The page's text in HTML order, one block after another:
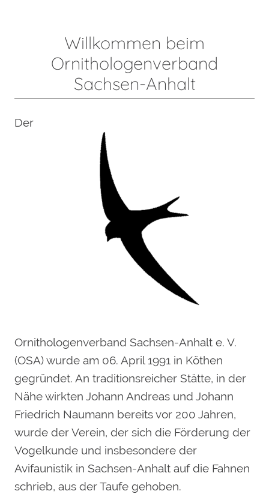
Willkommen beim
Ornithologenverband
Sachsen-Anhalt
Der
Ornithologenverband Sachsen-Anhalt e. V.
(OSA) wurde am 06. April 1991 in Köthen
gegründet. An traditionsreicher Stätte, in der
Nähe wirkten Johann Andreas und Johann
Friedrich Naumann bereits vor 200 Jahren,
wurde der Verein, der sich die Förderung der
Vogelkunde und insbesondere der
Avifaunistik in Sachsen-Anhalt auf die Fahnen
schrieb, aus der Taufe gehoben.